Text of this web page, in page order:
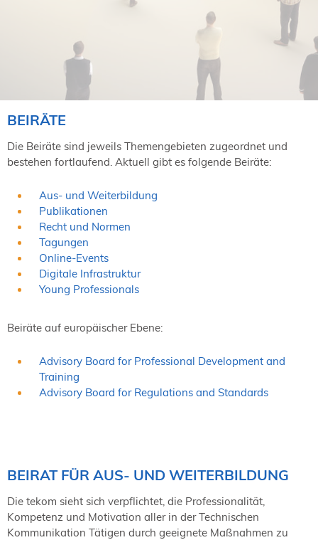
NORDIC TechKomm Kopenhagen
tekom-Jahrestagung 2026
10.-12. November, 2026 in Stuttgart
Expertenrat
Publikationen
Stellenangebote
Dienstleister
Regionalgruppen
Downloadbereich
BEIRÄTE
Die Beiräte sind jeweils Themengebieten zugeordnet und
bestehen fortlaufend. Aktuell gibt es folgende Beiräte:
Aus- und Weiterbildung
Publikationen
Recht und Normen
Tagungen
Online-Events
Digitale Infrastruktur
Young Professionals
Beiräte auf europäischer Ebene:
Advisory Board for Professional Development and
Training
Advisory Board for Regulations and Standards
BEIRAT FÜR AUS- UND WEITERBILDUNG
Die tekom sieht sich verpflichtet, die Professionalität,
Kompetenz und Motivation aller in der Technischen
Kommunikation Tätigen durch geeignete Maßnahmen zu